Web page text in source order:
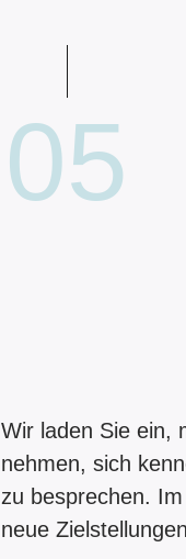
05
Wir laden Sie ein,
nehmen, sich
zu besprechen.
neue